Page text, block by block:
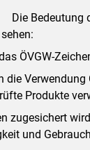
Die Bedeutung
ÖVGW-
Verwendung
Produkte
zugesichert
und